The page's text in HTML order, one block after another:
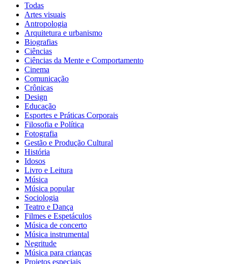
Todas
Artes visuais
Antropologia
Arquitetura e urbanismo
Biografias
Ciências
Ciências da Mente e Comportamento
Cinema
Comunicação
Crônicas
Design
Educação
Esportes e Práticas Corporais
Filosofia e Política
Fotografia
Gestão e Produção Cultural
História
Idosos
Livro e Leitura
Música
Música popular
Sociologia
Teatro e Dança
Filmes e Espetáculos
Música de concerto
Música instrumental
Negritude
Música para crianças
Projetos especiais